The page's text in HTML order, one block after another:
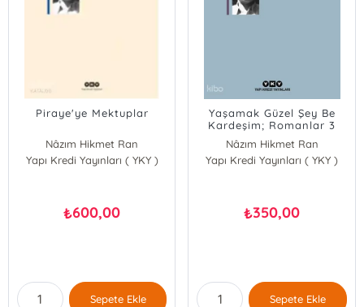
Piraye'ye Mektuplar
Nâzım Hikmet Ran
Yapı Kredi Yayınları ( YKY )
₺600,00
Sepete Ekle
Yaşamak Güzel Şey Be
Kardeşim; Romanlar 3
Nâzım Hikmet Ran
Yapı Kredi Yayınları ( YKY )
₺350,00
Sepete Ekle